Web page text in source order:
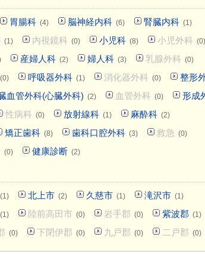
胃腸科 (4) 脳神経内科 (6) 腎臓内科 (1)
(1) 内視鏡科 (0) 小児科 (8) 小児外科 (0)
産婦人科 (2) 婦人科 (3) 乳腺外科 (0)
(0) 呼吸器外科 (1) 消化器外科 (0) 整形
血管外科(心臓外科) (2) 血管外科 (0) 形成
性病科 (0) 放射線科 (1) 麻酔科 (2)
矯正歯科 (8) 歯科口腔外科 (3) 救急 (0)
(0) 健康診断 (2)
(1) 北上市 (2) 久慈市 (1) 滝沢市 (1)
(1) 陸前高田市 (0) 岩手郡 (0) 紫波郡 (1)
(0) 下閉伊郡 (0) 九戸郡 (0) 二戸郡 (0)